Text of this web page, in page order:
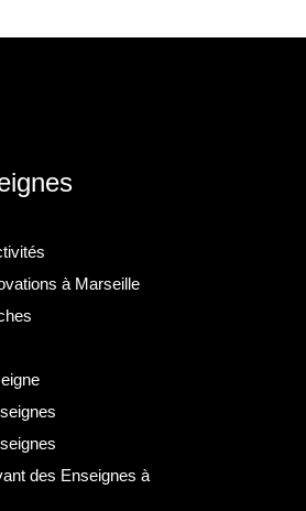
à Marseille
des Enseignes à